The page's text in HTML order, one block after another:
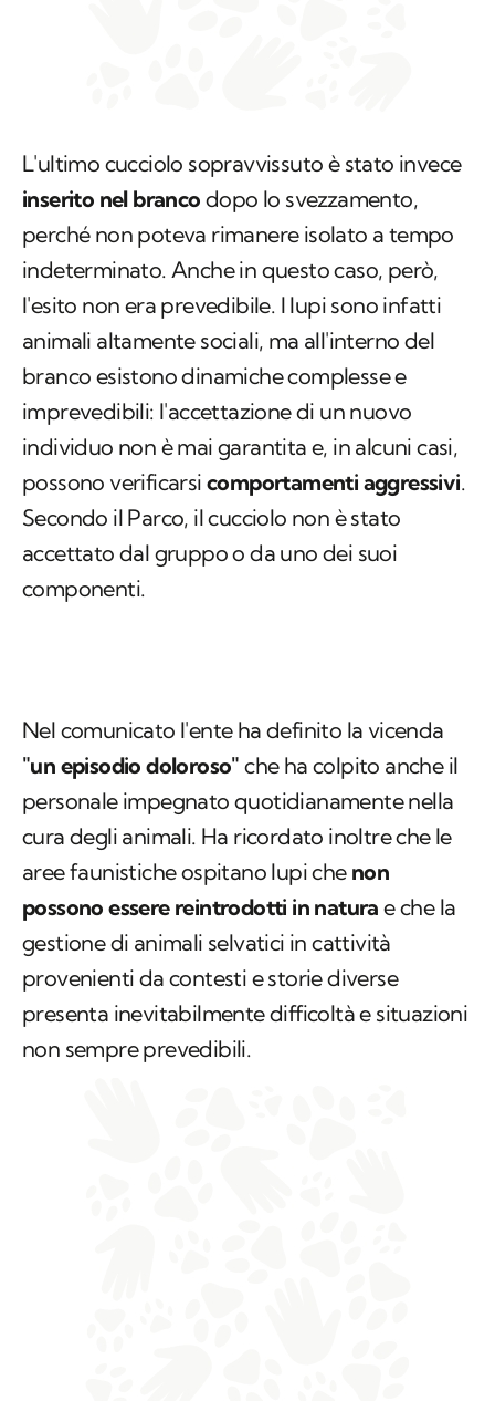
L'ultimo cucciolo sopravvissuto è stato invece
inserito nel branco dopo lo svezzamento,
perché non poteva rimanere isolato a tempo
indeterminato. Anche in questo caso, però,
l'esito non era prevedibile. I lupi sono infatti
animali altamente sociali, ma all'interno del
branco esistono dinamiche complesse e
imprevedibili: l'accettazione di un nuovo
individuo non è mai garantita e, in alcuni casi,
possono verificarsi comportamenti aggressivi.
Secondo il Parco, il cucciolo non è stato
accettato dal gruppo o da uno dei suoi
componenti.
Nel comunicato l'ente ha definito la vicenda
"un episodio doloroso" che ha colpito anche il
personale impegnato quotidianamente nella
cura degli animali. Ha ricordato inoltre che le
aree faunistiche ospitano lupi che non
possono essere reintrodotti in natura e che la
gestione di animali selvatici in cattività
provenienti da contesti e storie diverse
presenta inevitabilmente difficoltà e situazioni
non sempre prevedibili.